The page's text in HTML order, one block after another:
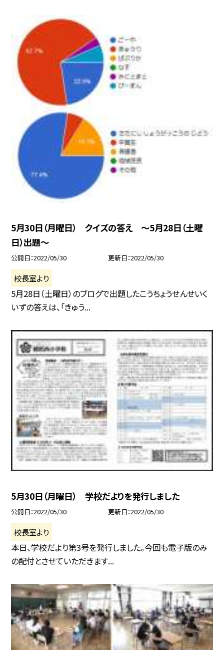
5月30日（月曜日） クイズの答え 〜5月28日（土曜
日）出題〜
公開日 2022/05/30 更新日 2022/05/30
校長室より
5月28日（土曜日）のブログで出題したこうちょうせんせいく
いずの答えは、「きゅう...
5月30日（月曜日） 学校だよりを発行しました
公開日 2022/05/30 更新日 2022/05/30
校長室より
本日、学校だより第3号を発行しました。今回も電子版のみ
の配付とさせていただきます...